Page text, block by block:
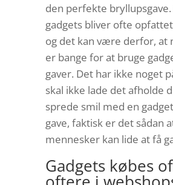
den perfekte bryllupsgave.
gadgets bliver ofte
og det kan være derfor, at
er bange for at bruge
gaver. Det har ikke noget
skal ikke lade det afholde
sprede smil med en
gave, faktisk er det sådan
mennesker kan lide at få
Gadgets købes